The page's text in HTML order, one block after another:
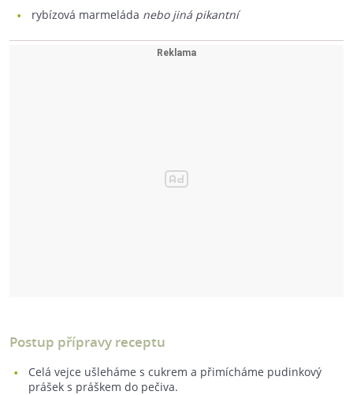
rybízová marmeláda nebo jiná pikantní
Postup přípravy receptu
Celá vejce ušleháme s cukrem a přimícháme pudinkový
prášek s práškem do pečiva.